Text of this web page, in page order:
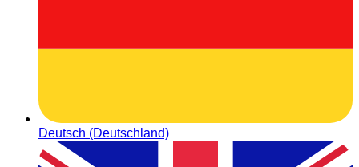
Deutsch (Deutschland)